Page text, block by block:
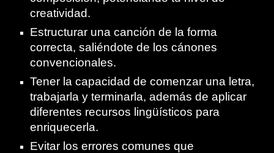
creatividad.
Estructurar una canción de la forma
correcta, saliéndote de los cánones
convencionales.
Tener la capacidad de comenzar una letra,
trabajarla y terminarla, además de aplicar
diferentes recursos lingüísticos para
enriquecerla.
Evitar los errores comunes que